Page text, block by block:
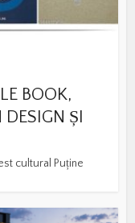
BOOK,
ȘI
cultural Puține